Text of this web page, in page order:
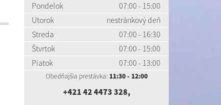
Pondelok
07:00 - 15:00
Utorok
nestránkový deň
Streda
07:00 - 16:30
Štvrtok
07:00 - 15:00
Piatok
07:00 - 13:00
Obedňajšia prestávka: 11:30 - 12:00
+421 42 4473 328,